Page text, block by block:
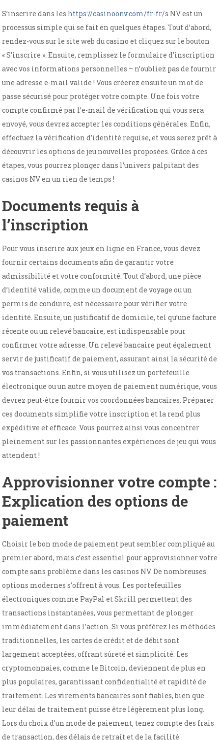
S’inscrire dans les https://casinoonv.com/fr-fr/s NV est un
processus simple qui se fait en quelques étapes. Tout d’abord,
rendez-vous sur le site web du casino et cliquez sur le bouton
« S’inscrire ». Ensuite, remplissez le formulaire d’inscription
avec vos informations personnelles – n’oubliez pas de fournir
une adresse e-mail valide ! Vous créerez ensuite un mot de
passe sécurisé pour protéger votre compte. Une fois votre
compte confirmé par l’e-mail de vérification qui vous sera
envoyé, vous devrez accepter les conditions générales. Enfin,
effectuez la vérification d’identité requise, et vous serez prêt à
découvrir les options de jeu nouvelles proposées. Grâce à ces
étapes, vous pourrez plonger dans l’univers palpitant des
casinos NV en un rien de temps !
Documents requis à
l’inscription
Pour vous inscrire aux jeux en ligne en France, vous devez
fournir certains documents afin de garantir votre
admissibilité et votre conformité. Tout d’abord, une pièce
d’identité valide, comme un document de voyage ou un
permis de conduire, est nécessaire pour vérifier votre
identité. Ensuite, un justificatif de domicile, tel qu’une facture
récente ou un relevé bancaire, est indispensable pour
confirmer votre adresse. Un relevé bancaire peut également
servir de justificatif de paiement, assurant ainsi la sécurité de
vos transactions. Enfin, si vous utilisez un portefeuille
électronique ou un autre moyen de paiement numérique, vous
devrez peut-être fournir vos coordonnées bancaires. Préparer
ces documents simplifie votre inscription et la rend plus
expéditive et efficace. Vous pourrez ainsi vous concentrer
pleinement sur les passionnantes expériences de jeu qui vous
attendent !
Approvisionner votre compte :
Explication des options de
paiement
Choisir le bon mode de paiement peut sembler compliqué au
premier abord, mais c’est essentiel pour approvisionner votre
compte sans problème dans les casinos NV. De nombreuses
options modernes s’offrent à vous. Les portefeuilles
électroniques comme PayPal et Skrill permettent des
transactions instantanées, vous permettant de plonger
immédiatement dans l’action. Si vous préférez les méthodes
traditionnelles, les cartes de crédit et de débit sont
largement acceptées, offrant sûreté et simplicité. Les
cryptomonnaies, comme le Bitcoin, deviennent de plus en
plus populaires, garantissant confidentialité et rapidité de
traitement. Les virements bancaires sont fiables, bien que
leur délai de traitement puisse être légèrement plus long.
Lors du choix d’un mode de paiement, tenez compte des frais
de transaction, des délais de retrait et de la facilité